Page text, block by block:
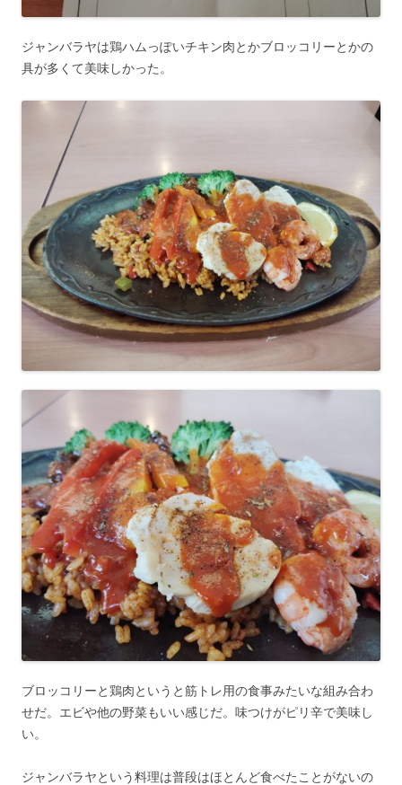
ジャンバラヤは鶏ハムっぽいチキン肉とかブロッコリーとかの
具が多くて美味しかった。
ブロッコリーと鶏肉というと筋トレ用の食事みたいな組み合わ
せだ。エビや他の野菜もいい感じだ。味つけがピリ辛で美味し
い。
ジャンバラヤという料理は普段はほとんど食べたことがないの